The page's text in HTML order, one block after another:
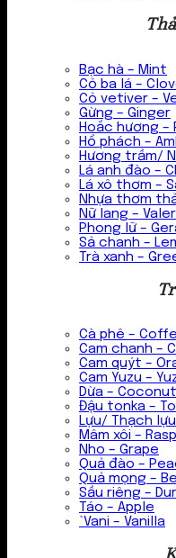
Bạc hà – Mint
Cỏ ba lá –
Cỏ vetiver –
Gừng – Ginger
Hoắc hương –
Hổ phách –
Hương trầm/
Lá anh đào –
Lá xô thơm –
Nhựa thơm
Nữ lang –
Phong lữ –
Sả chanh –
Trà xanh –
Cà phê –
Cam chanh –
Cam quýt –
Cam Yuzu –
Dừa – Coconut
Đậu tonka –
Lựu/ Thạch
Mâm xôi –
Nho – Grape
Quả đào –
Quả mọng –
Sầu riêng –
Táo – Apple
`Vani – Vanilla